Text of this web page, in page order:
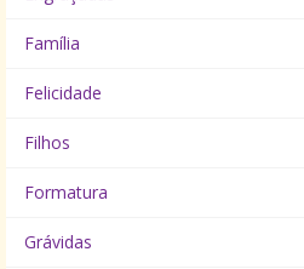
Família
Felicidade
Filhos
Formatura
Grávidas